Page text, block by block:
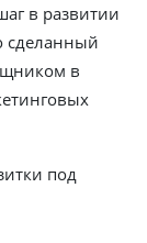
в развитии
сделанный
в
под